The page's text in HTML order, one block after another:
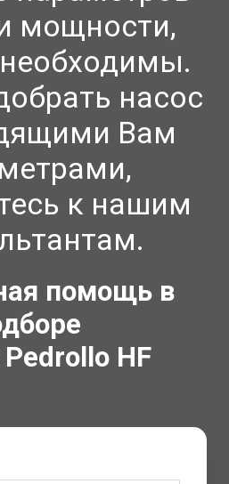
мощности,
насос
Вам
к нашим
помощь в
Pedrollo HF